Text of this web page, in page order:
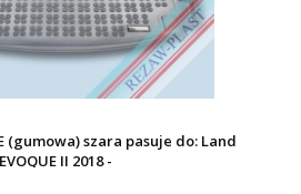
(gumowa) szara pasuje do: Land
II 2018 -